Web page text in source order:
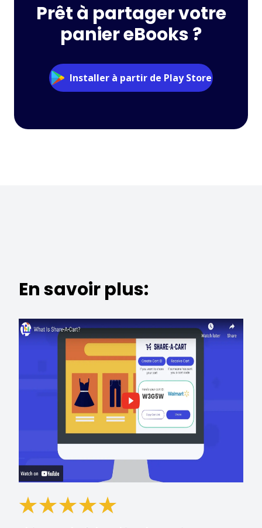
Prêt à partager votre
panier eBooks ?
Installer à partir de Play Store
En savoir plus: